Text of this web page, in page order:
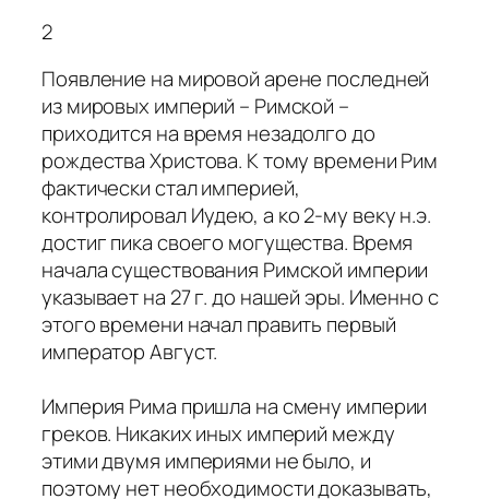
2
Появление на мировой арене последней
из мировых империй – Римской –
приходится на время незадолго до
рождества Христова. К тому времени Рим
фактически стал империей,
контролировал Иудею, а ко 2-му веку н.э.
достиг пика своего могущества. Время
начала существования Римской империи
указывает на 27 г. до нашей эры. Именно с
этого времени начал править первый
император Август.
Империя Рима пришла на смену империи
греков. Никаких иных империй между
этими двумя империями не было, и
поэтому нет необходимости доказывать,